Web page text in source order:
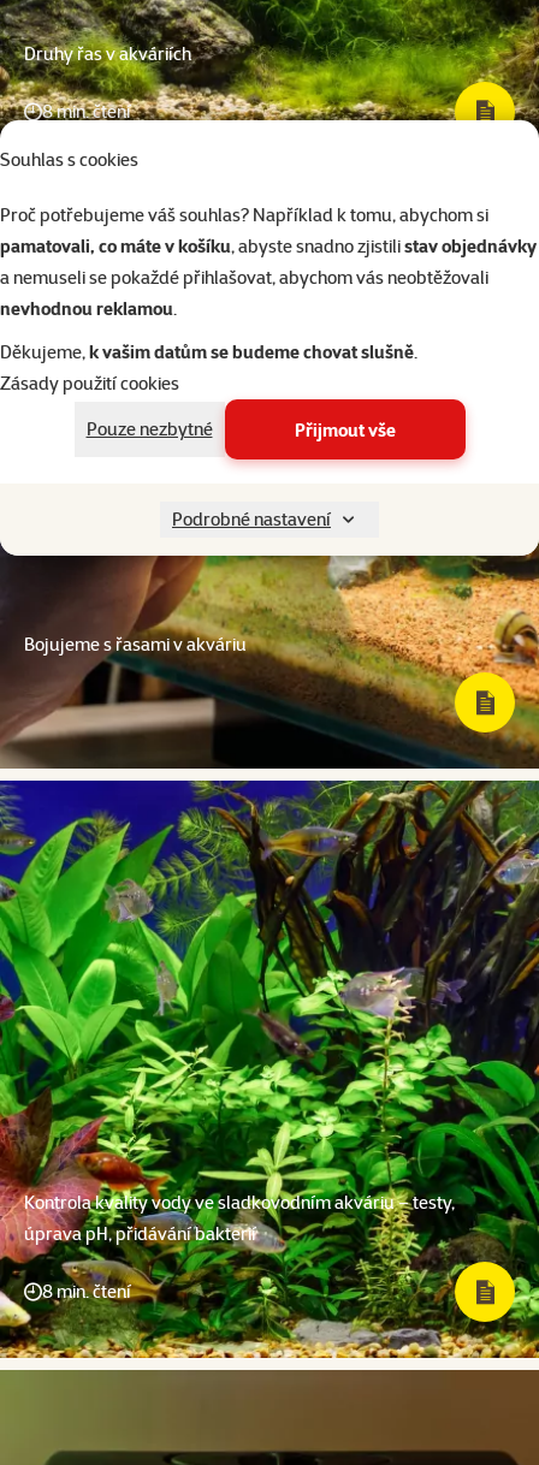
Souhlas s cookies
Proč potřebujeme váš souhlas? Například k tomu, abychom si
pamatovali, co máte v košíku, abyste snadno zjistilistav objednávky
a nemuseli se pokaždé přihlašovat, abychom vás neobtěžovali
nevhodnou reklamou.
Děkujeme,k vašim datům se budeme chovat slušně.
Zásady použití cookies
Pouze nezbytné
Přijmout vše
Podrobné nastavení
Druhy řas v akváriích
8 min. čtení
Bojujeme s řasami v akváriu
Kontrola kvality vody ve sladkovodním akváriu – testy,
úprava pH, přidávání bakterií
8 min. čtení